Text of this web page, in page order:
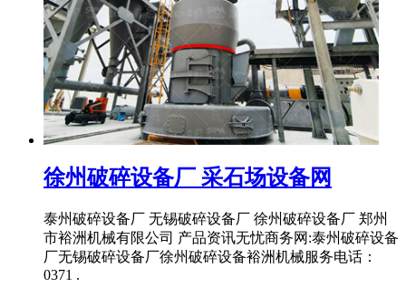
徐州破碎设备厂 采石场设备网
泰州破碎设备厂 无锡破碎设备厂 徐州破碎设备厂 郑州
市裕洲机械有限公司 产品资讯无忧商务网:泰州破碎设备
厂无锡破碎设备厂徐州破碎设备裕洲机械服务电话：
0371 .